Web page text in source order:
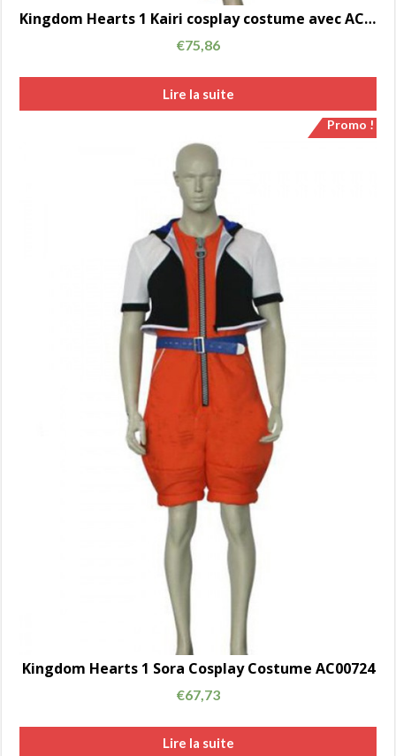
Kingdom Hearts 1 Kairi cosplay costume avec AC00716 Cool Design
€75,86
Lire la suite
Promo !
Kingdom Hearts 1 Sora Cosplay Costume AC00724
€67,73
Lire la suite